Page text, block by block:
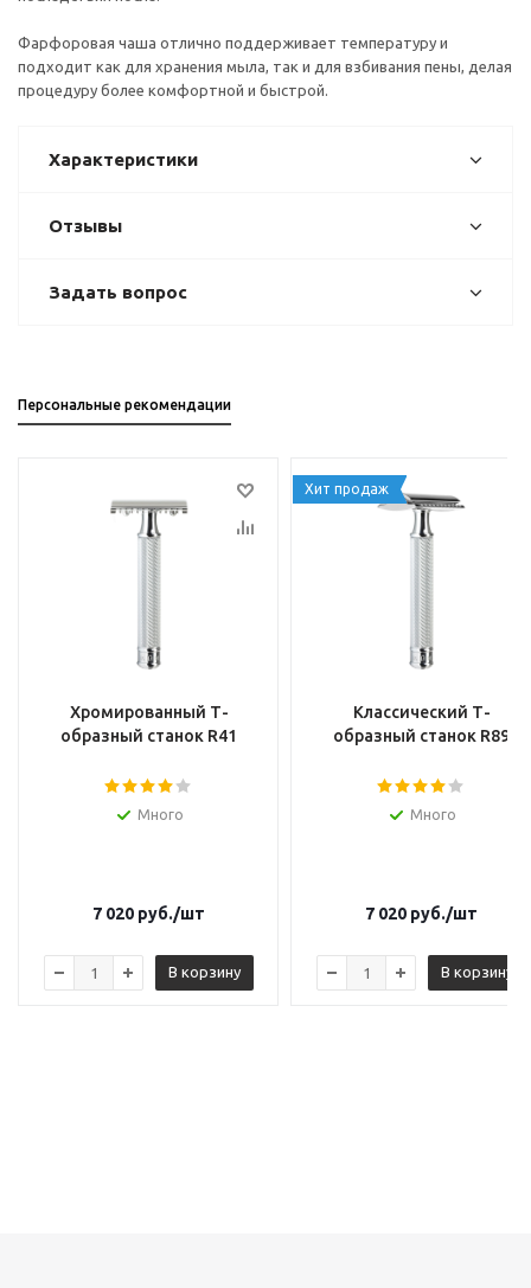
Фарфоровая чаша отлично поддерживает температуру и
подходит как для хранения мыла, так и для взбивания пены, делая
процедуру более комфортной и быстрой.
Характеристики
Отзывы
Задать вопрос
Персональные рекомендации
Хромированный Т-
образный станок R41
Много
7 020 руб./шт
В корзину
Хит продаж
Классический Т-
образный станок R89
Много
7 020 руб./шт
В корзину